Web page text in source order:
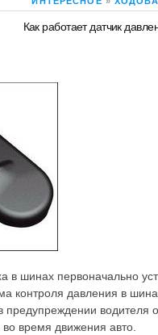
Как работает датчик
в шинах первоначально
контроля давления в
предупреждении
время движения авто.